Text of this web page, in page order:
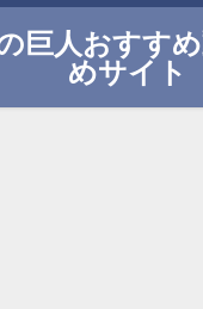
巨人おすす
めサイト